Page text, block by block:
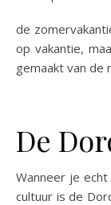
de
op vakantie,
gemaakt van de
De
Wanneer je
cultuur is de